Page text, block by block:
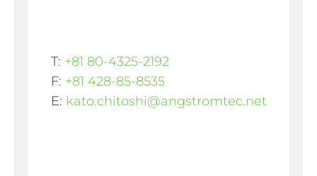
T: +81 80-4325-2192
F: +81 428-85-8535
E: kato.chitoshi@angstromtec.net